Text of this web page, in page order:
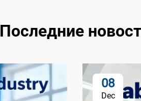
Последние
08
Dec